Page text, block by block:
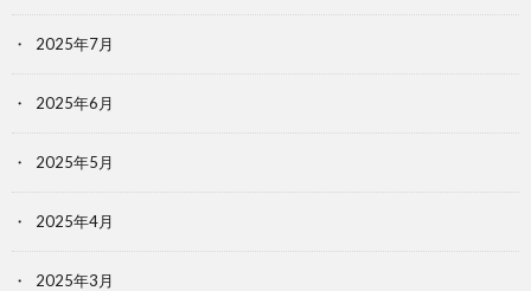
2025年7月
2025年6月
2025年5月
2025年4月
2025年3月